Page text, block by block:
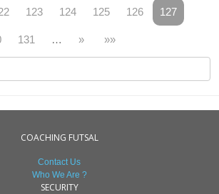
123 124 125 126 127
131 … » »»
COACHING FUTSAL
Contact Us
Who We Are ?
SECURITY